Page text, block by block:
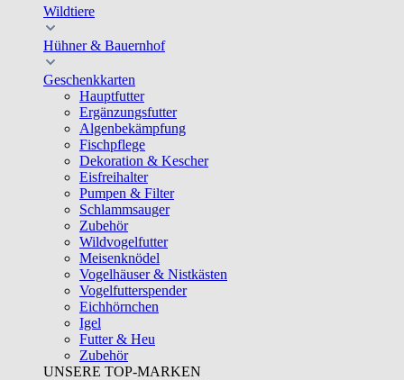
Wildtiere
Hühner & Bauernhof
Geschenkkarten
Hauptfutter
Ergänzungsfutter
Algenbekämpfung
Fischpflege
Dekoration & Kescher
Eisfreihalter
Pumpen & Filter
Schlammsauger
Zubehör
Wildvogelfutter
Meisenknödel
Vogelhäuser & Nistkästen
Vogelfutterspender
Eichhörnchen
Igel
Futter & Heu
Zubehör
UNSERE TOP-MARKEN